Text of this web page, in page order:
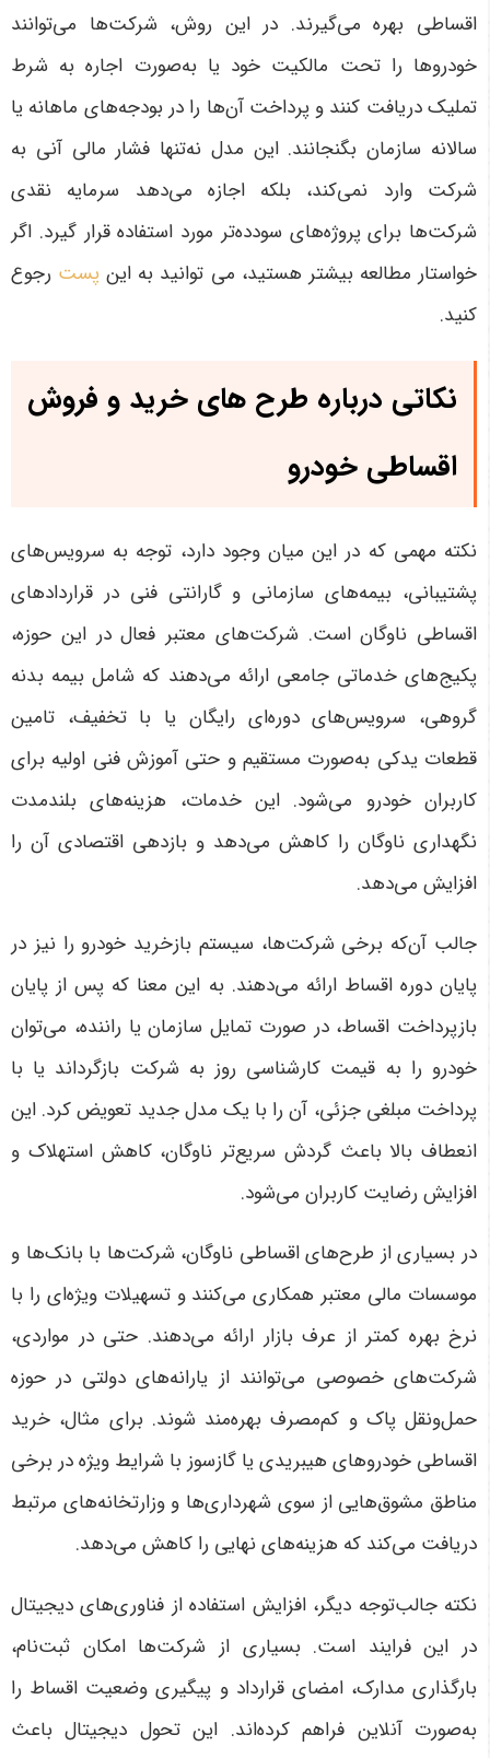
اقساطی بهره می‌گیرند. در این روش، شرکت‌ها می‌توانند
خودروها را تحت مالکیت خود یا به‌صورت اجاره به شرط
تملیک دریافت کنند و پرداخت آن‌ها را در بودجه‌های ماهانه یا
سالانه سازمان بگنجانند. این مدل نه‌تنها فشار مالی آنی به
شرکت وارد نمی‌کند، بلکه اجازه می‌دهد سرمایه نقدی
شرکت‌ها برای پروژه‌های سودده‌تر مورد استفاده قرار گیرد. اگر
خواستار مطالعه بیشتر هستید، می توانید به این پست رجوع
کنید.
نکاتی درباره طرح های خرید و فروش
اقساطی خودرو
نکته مهمی که در این میان وجود دارد، توجه به سرویس‌های
پشتیبانی، بیمه‌های سازمانی و گارانتی فنی در قراردادهای
اقساطی ناوگان است. شرکت‌های معتبر فعال در این حوزه،
پکیج‌های خدماتی جامعی ارائه می‌دهند که شامل بیمه بدنه
گروهی، سرویس‌های دوره‌ای رایگان یا با تخفیف، تامین
قطعات یدکی به‌صورت مستقیم و حتی آموزش فنی اولیه برای
کاربران خودرو می‌شود. این خدمات، هزینه‌های بلندمدت
نگهداری ناوگان را کاهش می‌دهد و بازدهی اقتصادی آن را
افزایش می‌دهد.
جالب آن‌که برخی شرکت‌ها، سیستم بازخرید خودرو را نیز در
پایان دوره اقساط ارائه می‌دهند. به این معنا که پس از پایان
بازپرداخت اقساط، در صورت تمایل سازمان یا راننده، می‌توان
خودرو را به قیمت کارشناسی روز به شرکت بازگرداند یا با
پرداخت مبلغی جزئی، آن را با یک مدل جدید تعویض کرد. این
انعطاف بالا باعث گردش سریع‌تر ناوگان، کاهش استهلاک و
افزایش رضایت کاربران می‌شود.
در بسیاری از طرح‌های اقساطی ناوگان، شرکت‌ها با بانک‌ها و
موسسات مالی معتبر همکاری می‌کنند و تسهیلات ویژه‌ای را با
نرخ بهره کمتر از عرف بازار ارائه می‌دهند. حتی در مواردی،
شرکت‌های خصوصی می‌توانند از یارانه‌های دولتی در حوزه
حمل‌ونقل پاک و کم‌مصرف بهره‌مند شوند. برای مثال، خرید
اقساطی خودروهای هیبریدی یا گازسوز با شرایط ویژه در برخی
مناطق مشوق‌هایی از سوی شهرداری‌ها و وزارتخانه‌های مرتبط
دریافت می‌کند که هزینه‌های نهایی را کاهش می‌دهد.
نکته جالب‌توجه دیگر، افزایش استفاده از فناوری‌های دیجیتال
در این فرایند است. بسیاری از شرکت‌ها امکان ثبت‌نام،
بارگذاری مدارک، امضای قرارداد و پیگیری وضعیت اقساط را
به‌صورت آنلاین فراهم کرده‌اند. این تحول دیجیتال باعث